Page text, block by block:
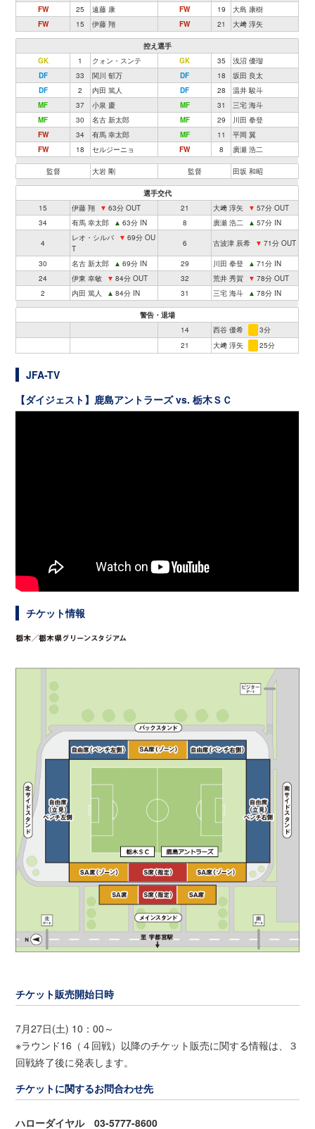
FW
25 遠藤 康 FW 19
大島 康樹
FW
15 伊藤 翔 FW 21 大﨑 淳矢
控え選手
GK
1 クォン・スンテ GK 35
浅沼 優瑠
DF
33 関川 郁万 DF 18
坂田 良太
DF
2 内田 篤人 DF 28
温井 駿斗
MF
37 小泉 慶 MF 31
三宅 海斗
MF
30 名古 新太郎 MF 29
川田 拳登
FW
34 有馬 幸太郎 MF 11
平岡 翼
FW
18 セルジーニョ FW 8 廣瀬 浩二
監督 大岩 剛 監督 田坂 和昭
選手交代
15
伊藤 翔 ▼ 63分 OUT 21 大﨑 淳矢 ▼ 57分 OUT
34
有馬 幸太郎 ▲ 63分 IN 8 廣瀬 浩二 ▲ 57分 IN
4
レオ・シルバ ▼ 69分 OU
T
6 古波津 辰希 ▼ 71分 OUT
30 名古 新太郎 ▲ 69分 IN 29 川田 拳登 ▲ 71分 IN
24
伊東 幸敏 ▼ 84分 OUT 32 荒井 秀賀 ▼ 78分 OUT
2
内田 篤人 ▲ 84分 IN 31 三宅 海斗 ▲ 78分 IN
警告・退場
14
西谷 優希
3分
21
大﨑 淳矢 25分
JFA-TV
【ダイジェスト】鹿島アントラーズ vs. 栃木ＳＣ
チケット情報
チケット販売開始日時
7月27日(土) 10：00～
※ラウンド16（４回戦）以降のチケット販売に関する情報は、３
回戦終了後に発表します。
チケットに関するお問合わせ先
ハローダイヤル 03-5777-8600